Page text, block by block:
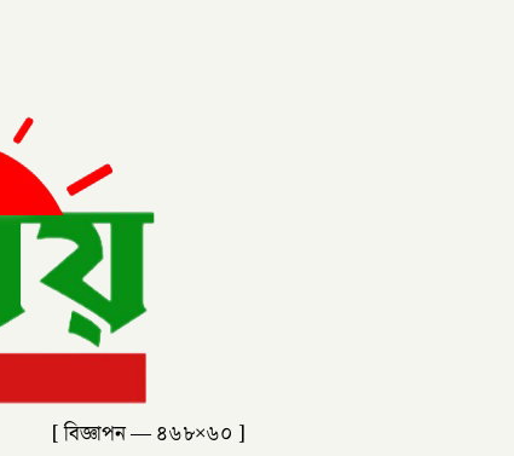
[ বিজ্ঞাপন — ৪৬৮×৬০ ]